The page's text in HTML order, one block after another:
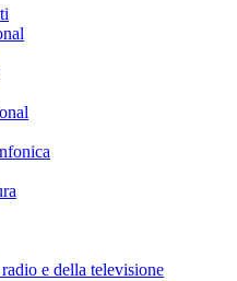
e della televisione